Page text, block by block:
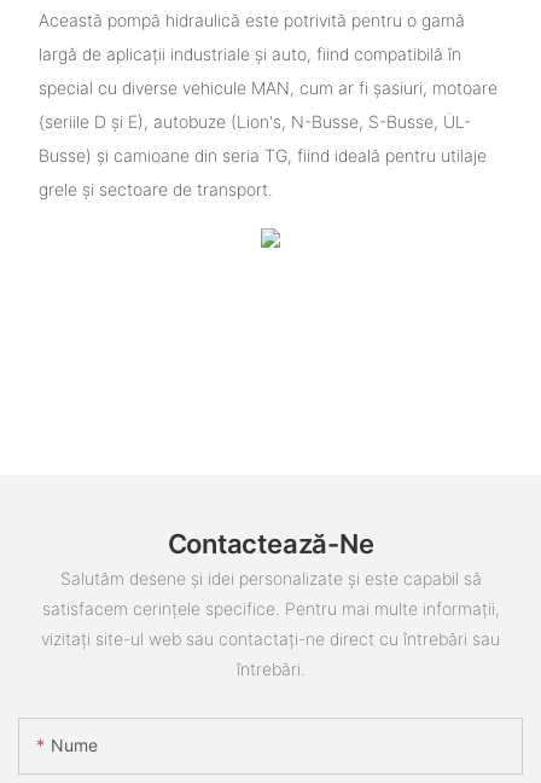
Această pompă hidraulică este potrivită pentru o gamă
largă de aplicații industriale și auto, fiind compatibilă în
special cu diverse vehicule MAN, cum ar fi șasiuri, motoare
(seriile D și E), autobuze (Lion's, N-Busse, S-Busse, ÜL-
Busse) și camioane din seria TG, fiind ideală pentru utilaje
grele și sectoare de transport.
Contactează-Ne
Salutăm desene și idei personalizate și este capabil să
satisfacem cerințele specifice. Pentru mai multe informații,
vizitați site-ul web sau contactați-ne direct cu întrebări sau
întrebări.
Nume